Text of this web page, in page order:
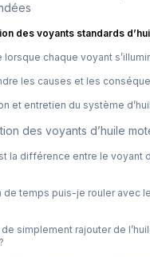
des voyants standards
lorsque chaque voyant
les causes et les
et entretien du système
des voyants d’huile
la différence entre le voyant
de temps puis-je rouler avec
de simplement rajouter de